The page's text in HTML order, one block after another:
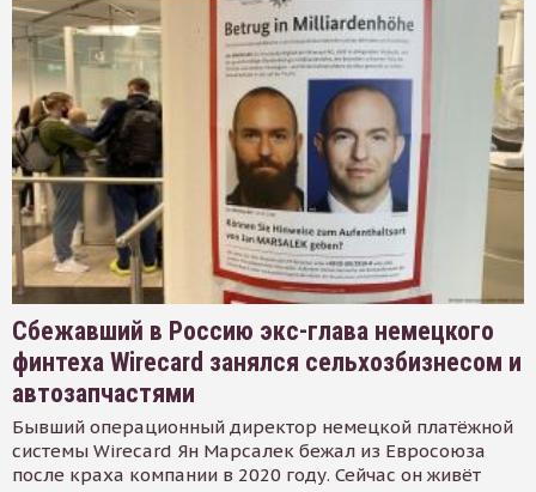
Сбежавший в Россию экс-глава немецкого
финтеха Wirecard занялся сельхозбизнесом и
автозапчастями
Бывший операционный директор немецкой платёжной
системы Wirecard Ян Марсалек бежал из Евросоюза
после краха компании в 2020 году. Сейчас он живёт